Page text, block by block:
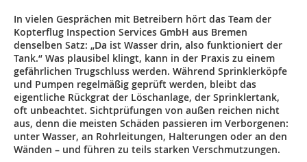
In vielen Gesprächen mit Betreibern hört das Team der
Kopterflug Inspection Services GmbH aus Bremen
denselben Satz: „Da ist Wasser drin, also funktioniert der
Tank.“ Was plausibel klingt, kann in der Praxis zu einem
gefährlichen Trugschluss werden. Während Sprinklerköpfe
und Pumpen regelmäßig geprüft werden, bleibt das
eigentliche Rückgrat der Löschanlage, der Sprinklertank,
oft unbeachtet. Sichtprüfungen von außen reichen nicht
aus, denn die meisten Schäden passieren im Verborgenen:
unter Wasser, an Rohrleitungen, Halterungen oder an den
Wänden – und führen zu teils starken Verschmutzungen.